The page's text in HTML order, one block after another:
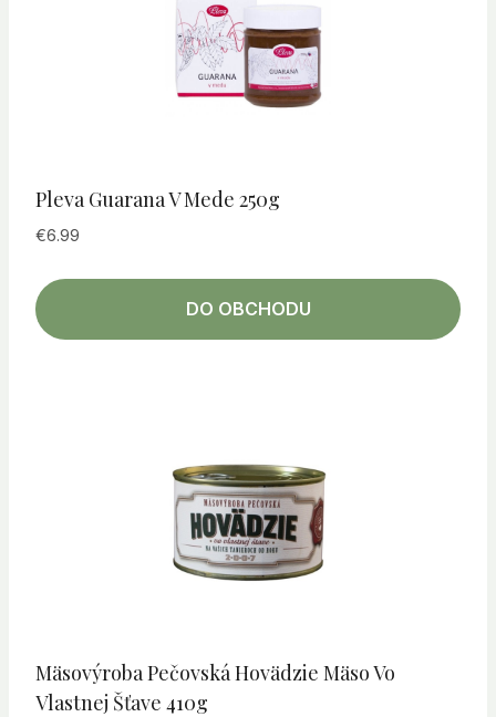
Pleva Guarana V Mede 250g
€6.99
DO OBCHODU
Mäsovýroba Pečovská Hovädzie Mäso Vo
Vlastnej Šťave 410g